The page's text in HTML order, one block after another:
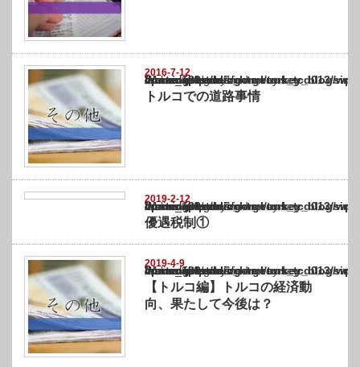
2016-7-12
Warning
: Undefined array key "show_category" in
/home/netst/kuno-cpa.co.jp/public_html/turkey_blog/wp-content/themes/
on line183
トルコでの道路事情
2019-2-12
Warning
: Undefined array key "show_category" in
/home/netst/kuno-cpa.co.jp/public_html/turkey_blog/wp-content/themes/
on line183
優遇税制①
2019-4-9
Warning
: Undefined array key "show_category" in
/home/netst/kuno-cpa.co.jp/public_html/turkey_blog/wp-content/themes/
on line183
【トルコ編】トルコの経済動
向、果たして今後は？